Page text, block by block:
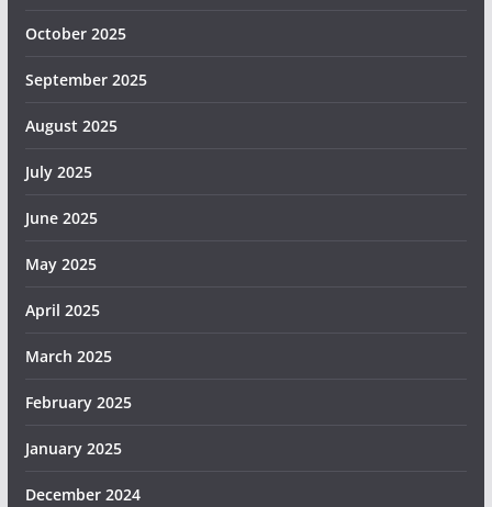
October 2025
September 2025
August 2025
July 2025
June 2025
May 2025
April 2025
March 2025
February 2025
January 2025
December 2024